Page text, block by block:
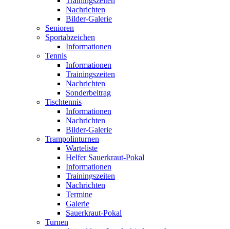
Nachrichten
Bilder-Galerie
Senioren
Sportabzeichen
Informationen
Tennis
Informationen
Trainingszeiten
Nachrichten
Sonderbeitrag
Tischtennis
Informationen
Nachrichten
Bilder-Galerie
Trampolinturnen
Warteliste
Helfer Sauerkraut-Pokal
Informationen
Trainingszeiten
Nachrichten
Termine
Galerie
Sauerkraut-Pokal
Turnen